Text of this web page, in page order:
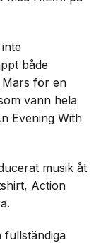
både
för en
vann hela
Evening With
musik åt
Action
fullständiga